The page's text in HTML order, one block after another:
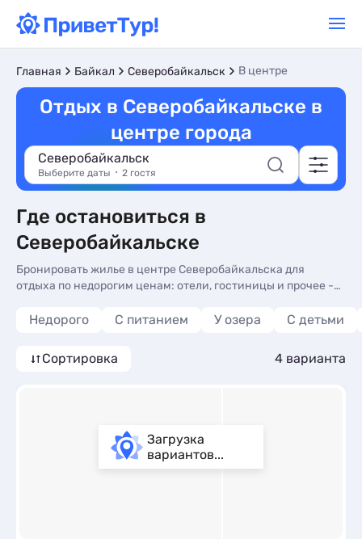
Главная Байкал Северобайкальск В центре
Отдых в Северобайкальске в
центре города
Северобайкальск
Выберите даты 2 гостя
Где остановиться в
Северобайкальске
Бронировать жилье в центре Северобайкальска для
отдыха по недорогим ценам: отели, гостиницы и прочее -
Северобайкальска - более 10 вариантов, от 3000 руб,
Недорого С питанием У озера С детьми
Сортировка 4 варианта
Загрузка
вариантов...